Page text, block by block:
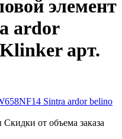
элемент
ardor
арт.
Скидки от объема заказа